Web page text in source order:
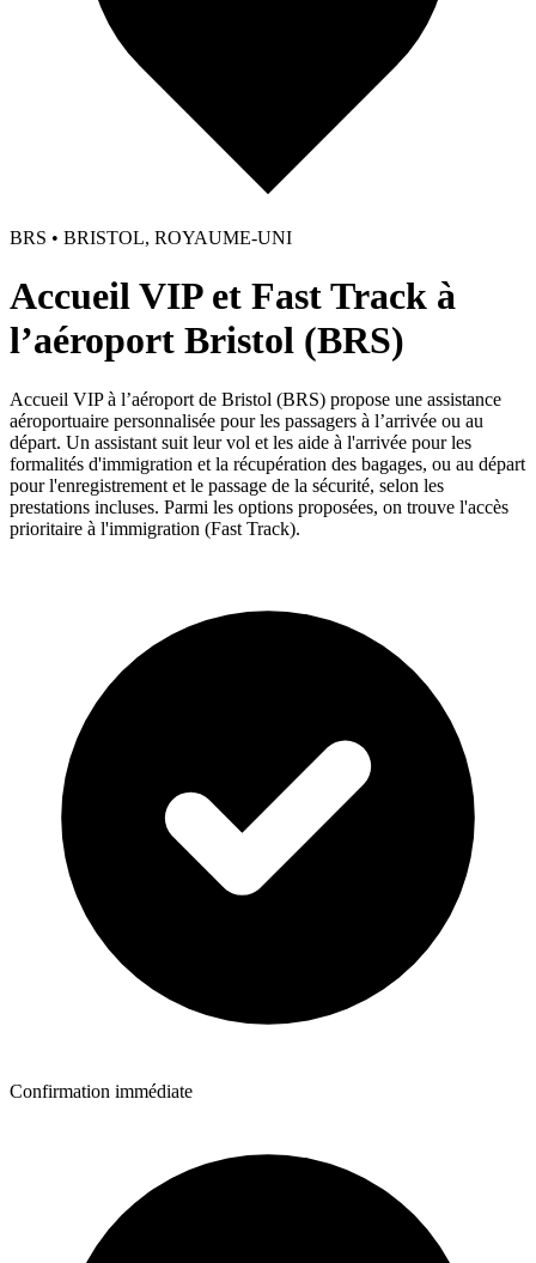
BRS • BRISTOL, ROYAUME-UNI
Accueil VIP et Fast Track à
l’aéroport Bristol (BRS)
Accueil VIP à l’aéroport de Bristol (BRS) propose une assistance
aéroportuaire personnalisée pour les passagers à l’arrivée ou au
départ. Un assistant suit leur vol et les aide à l'arrivée pour les
formalités d'immigration et la récupération des bagages, ou au départ
pour l'enregistrement et le passage de la sécurité, selon les
prestations incluses. Parmi les options proposées, on trouve l'accès
prioritaire à l'immigration (Fast Track).
Confirmation immédiate